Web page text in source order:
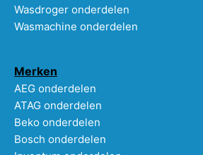
Wasdroger onderdelen
Wasmachine onderdelen
Merken
AEG onderdelen
ATAG onderdelen
Beko onderdelen
Bosch onderdelen